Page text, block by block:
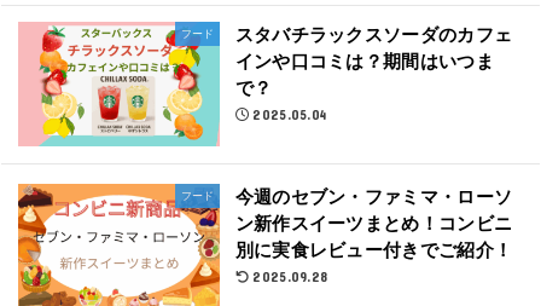
フード
スタバチラックスソーダのカフェ
インや口コミは？期間はいつま
で？
2025.05.04
フード
今週のセブン・ファミマ・ローソ
ン新作スイーツまとめ！コンビニ
別に実食レビュー付きでご紹介！
2025.09.28